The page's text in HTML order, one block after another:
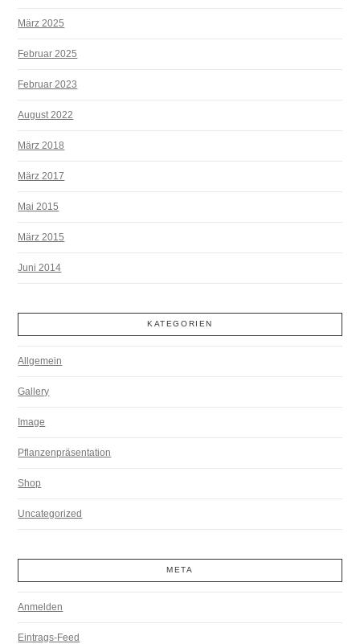
März 2025
Februar 2025
Februar 2023
August 2022
März 2018
März 2017
Mai 2015
März 2015
Juni 2014
KATEGORIEN
Allgemein
Gallery
Image
Pflanzenpräsentation
Shop
Uncategorized
META
Anmelden
Eintrags-Feed